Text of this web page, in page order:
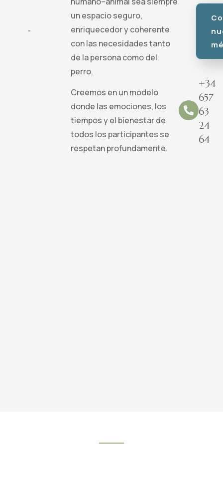
un espacio seguro,
enriquecedor y coherente
con las necesidades tanto
de la persona como del
perro.
Creemos en un modelo
donde las emociones, los
tiempos y el bienestar de
todos los participantes se
respetan profundamente.
+34
657
63
24
64